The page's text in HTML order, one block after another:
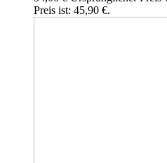
Preis ist: 45,90 €.